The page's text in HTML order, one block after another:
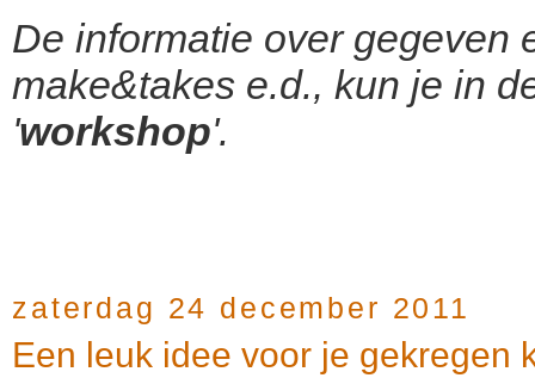
De informatie over gegeven
make&takes e.d., kun je in
'workshop'.
zaterdag 24 december 2011
Een leuk idee voor je gekregen